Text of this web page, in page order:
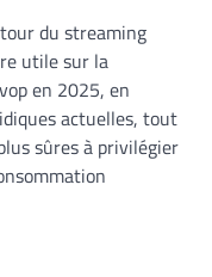
du streaming
utile sur la
en 2025, en
actuelles, tout
sûres à privilégier